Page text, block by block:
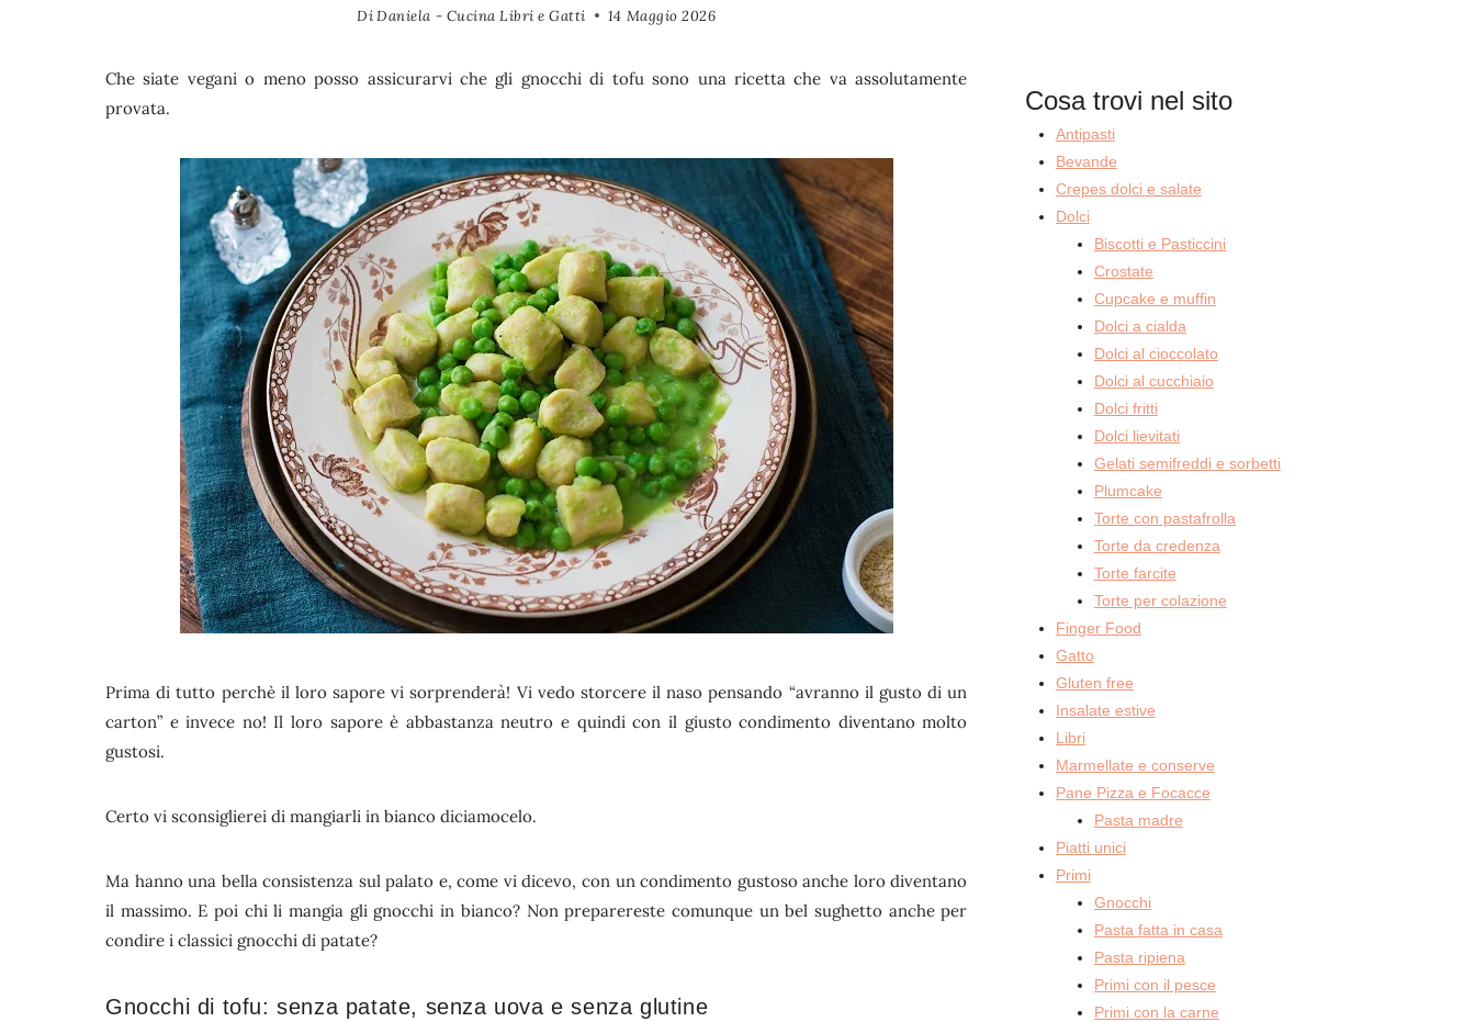
DiDaniela - Cucina Libri e Gatti 14 Maggio 2026
Che siate vegani o meno posso assicurarvi che gli gnocchi di tofu sono una ricetta che va assolutamente
provata.
Prima di tutto perchè il loro sapore vi sorprenderà! Vi vedo storcere il naso pensando “avranno il gusto di un
carton” e invece no! Il loro sapore è abbastanza neutro e quindi con il giusto condimento diventano molto
gustosi.
Certo vi sconsiglierei di mangiarli in bianco diciamocelo.
Ma hanno una bella consistenza sul palato e, come vi dicevo, con un condimento gustoso anche loro diventano
il massimo. E poi chi li mangia gli gnocchi in bianco? Non preparereste comunque un bel sughetto anche per
condire i classici gnocchi di patate?
Gnocchi di tofu: senza patate, senza uova e senza glutine
Cosa trovi nel sito
Antipasti
Bevande
Crepes dolci e salate
Dolci
Biscotti e Pasticcini
Crostate
Cupcake e muffin
Dolci a cialda
Dolci al cioccolato
Dolci al cucchiaio
Dolci fritti
Dolci lievitati
Gelati semifreddi e sorbetti
Plumcake
Torte con pastafrolla
Torte da credenza
Torte farcite
Torte per colazione
Finger Food
Gatto
Gluten free
Insalate estive
Libri
Marmellate e conserve
Pane Pizza e Focacce
Pasta madre
Piatti unici
Primi
Gnocchi
Pasta fatta in casa
Pasta ripiena
Primi con il pesce
Primi con la carne